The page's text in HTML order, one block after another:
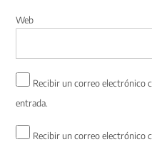
Web
Recibir un correo electrónico
entrada.
Recibir un correo electrónico